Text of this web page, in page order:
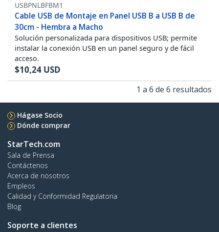
USBPNLBFBM1
Cable USB de Montaje en Panel USB B a USB B de
30cm - Hembra a Macho
Solución personalizada para dispositivos USB; permite
instalar la conexión USB en un panel seguro y de fácil
acceso.
$10,24 USD
1 a 6 de 6 resultados
Hágase Socio
Dónde comprar
StarTech.com
Sala de Prensa
Contáctenos
Acerca de nosotros
Empleos
Calidad y Conformidad Regulatoria
Blog
Soporte a clientes